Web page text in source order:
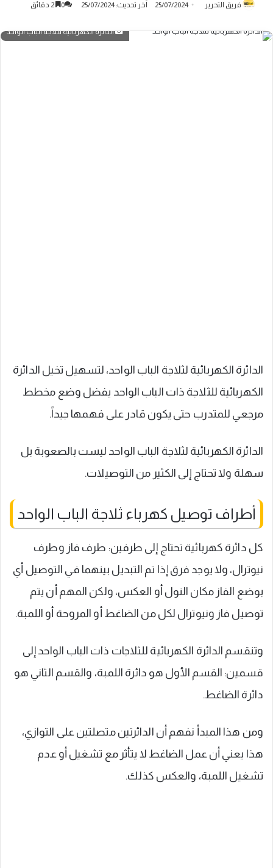
فريق التحرير 25/07/2024 آخر تحديث: 25/07/2024 0
الدائرة الكهربائية لثلاجة الباب الواحد
الدائرة الكهربائية لثلاجة الباب الواحد، لتسهيل تخيل الدائرة
الكهربائية للثلاجة ذات الباب الواحد يفضل وضع مخطط
مرجعي للمتدرب حتى يكون قادر على فهمها جيداً.
الدائرة الكهربائية لثلاجة الباب الواحد ليست بالصعوبة بل
سهلة ولا تحتاج إلى الكثير من التوصيلات.
أطراف توصيل كهرباء ثلاجة الباب الواحد
كل دائرة كهربائية تحتاج إلى طرفين: طرف فاز وطرف
نيوترال، ولا يوجد فرق إذا تم التبديل بينهما في التوصيل أي
بوضع الفاز مكان النول أو العكس، ولكن المهم أن يتم
توصيل فاز ونيوترال لكل من الضاغط أو المروحة أو اللمبة.
وتنقسم الدائرة الكهربائية للثلاجات ذات الباب الواحد إلى
قسمين: القسم الأول هو دائرة اللمبة، والقسم الثاني هو
دائرة الضاغط.
ومن هذا المبدأ نفهم أن الدائرتين متصلتين على التوازي،
هذا يعني أن عمل الضاغط لا يتأثر مع تشغيل أو عدم
تشغيل اللمبة، والعكس كذلك.